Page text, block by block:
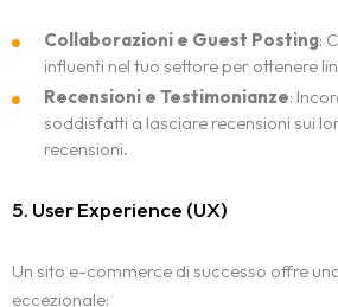
Collaborazioni e Guest Posting:
influenti nel tuo settore per ottenere
Recensioni e Testimonianze:
soddisfatti a lasciare recensioni sui
recensioni.
5. User Experience (UX)
Un sito e-commerce di successo offre
eccezionale: